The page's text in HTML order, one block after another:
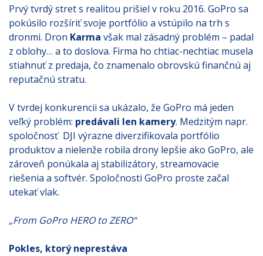
Prvý tvrdý stret s realitou prišiel v roku 2016. GoPro sa
pokúsilo rozšíriť svoje portfólio a vstúpilo na trh s
dronmi. Dron Karma však mal zásadný problém – padal
z oblohy… a to doslova. Firma ho chtiac-nechtiac musela
stiahnuť z predaja, čo znamenalo obrovskú finančnú aj
reputačnú stratu.
V tvrdej konkurencii sa ukázalo, že GoPro má jeden
veľký problém: predávali len kamery. Medzitým napr.
spoločnosť DJI výrazne diverzifikovala portfólio
produktov a nielenže robila drony lepšie ako GoPro, ale
zároveň ponúkala aj stabilizátory, streamovacie
riešenia a softvér. Spoločnosti GoPro proste začal
utekať vlak.
„From GoPro HERO to ZERO“
Pokles, ktorý neprestáva